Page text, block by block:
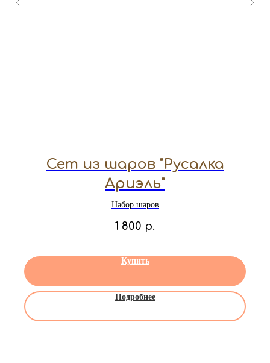
Сет из шаров "Русалка
Ариэль"
Набор шаров
1 800 р.
Купить
Подробнее